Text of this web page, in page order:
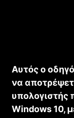
Αυτός ο
να
υπολογιστής
Windows 10,